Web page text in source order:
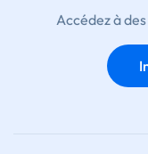
Accédez à